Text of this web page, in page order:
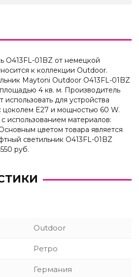
O413FL-01BZ от немецкой
к коллекции Outdoor.
Maytoni Outdoor O413FL-01BZ
4 кв. м. Производитель
для устройства
цоколем E27 и мощностью 60 W.
использованием материалов:
цветом товара является
светильник O413FL-01BZ
руб.
Outdoor
Ретро
Германия